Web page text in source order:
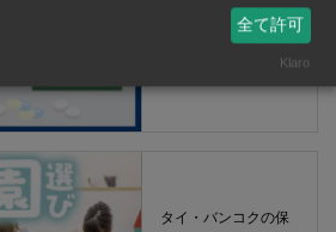
ク】 コンビニ（セ
タイ・バンコクの保
全て許可
Klaro